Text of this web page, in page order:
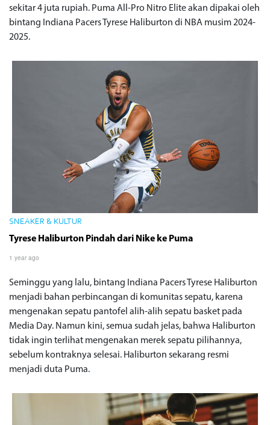
sekitar 4 juta rupiah. Puma All-Pro Nitro Elite akan dipakai oleh
bintang Indiana Pacers Tyrese Haliburton di NBA musim 2024-
2025.
SNEAKER & KULTUR
Tyrese Haliburton Pindah dari Nike ke Puma
1 year ago
Seminggu yang lalu, bintang Indiana Pacers Tyrese Haliburton
menjadi bahan perbincangan di komunitas sepatu, karena
mengenakan sepatu pantofel alih-alih sepatu basket pada
Media Day. Namun kini, semua sudah jelas, bahwa Haliburton
tidak ingin terlihat mengenakan merek sepatu pilihannya,
sebelum kontraknya selesai. Haliburton sekarang resmi
menjadi duta Puma.